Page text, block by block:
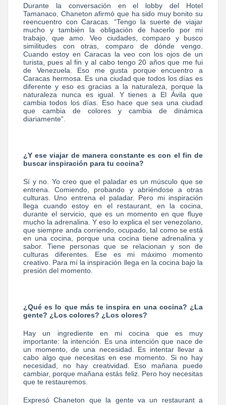
Durante la conversación en el lobby del Hotel
Tamanaco, Chaneton afirmó que ha sido muy bonito su
reencuentro con Caracas. “Tengo la suerte de viajar
mucho y también la obligación de hacerlo por mi
trabajo, que amo. Veo ciudades, comparo y busco
similitudes con otras, comparo de dónde vengo.
Cuando estoy en Caracas la veo con los ojos de un
turista, pues al fin y al cabo tengo 20 años que me fui
de Venezuela. Eso me gusta porque encuentro a
Caracas hermosa. Es una ciudad que todos los días es
diferente y eso es gracias a la naturaleza, porque la
naturaleza nunca es igual. Y tienes a El Ávila que
cambia todos los días. Eso hace que sea una ciudad
que cambia de colores y cambia de dinámica
diariamente”.
¿Y ese viajar de manera constante es con el fin de
buscar inspiración para tu cocina?
Sí y no. Yo creo que el paladar es un músculo que se
entrena. Comiendo, probando y abriéndose a otras
culturas. Uno entrena el paladar. Pero mi inspiración
llega cuando estoy en el restaurant, en la cocina,
durante el servicio, que es un momento en que fluye
mucho la adrenalina. Y eso lo explica el ser venezolano,
que siempre anda corriendo, ocupado, tal como se está
en una cocina, porque una cocina tiene adrenalina y
sabor. Tiene personas que se relacionan y son de
culturas diferentes. Ese es mi máximo momento
creativo. Para mí la inspiración llega en la cocina bajo la
presión del momento.
¿Qué es lo que más te inspira en una cocina? ¿La
gente? ¿Los colores? ¿Los olores?
Hay un ingrediente en mi cocina que es muy
importante: la intención. Es una intención que nace de
un momento, de una necesidad. Es intentar llevar a
cabo algo que necesitas en ese momento. Si no hay
necesidad, no hay creatividad. Eso mañana puede
cambiar, porque mañana estás feliz. Pero hoy necesitas
que te restauremos.
Expresó Chaneton que la gente va un restaurant a